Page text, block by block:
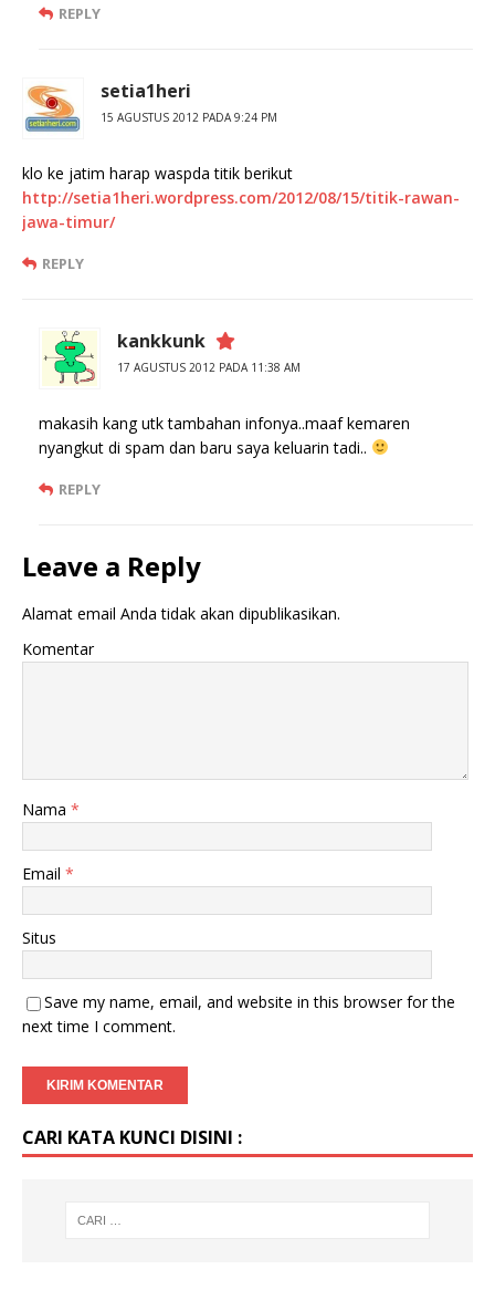
REPLY
setia1heri
15 AGUSTUS 2012 PADA 9:24 PM
klo ke jatim harap waspda titik berikut
http://setia1heri.wordpress.com/2012/08/15/titik-rawan-
jawa-timur/‎
REPLY
kankkunk
17 AGUSTUS 2012 PADA 11:38 AM
makasih kang utk tambahan infonya..maaf kemaren
nyangkut di spam dan baru saya keluarin tadi..
REPLY
Leave a Reply
Alamat email Anda tidak akan dipublikasikan.
Komentar
Nama *
Email *
Situs
Save my name, email, and website in this browser for the
next time I comment.
CARI KATA KUNCI DISINI :